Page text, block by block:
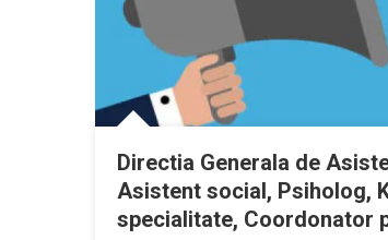
Directia Generala de
Asistent social, Psiholog,
specialitate, Coordonator